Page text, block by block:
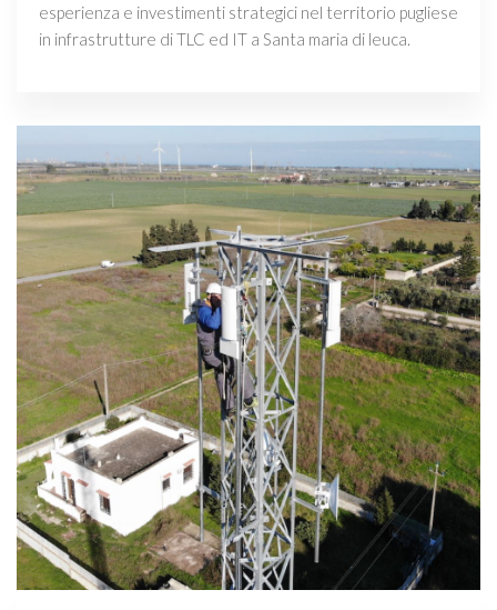
esperienza e investimenti strategici nel territorio pugliese
in infrastrutture di TLC ed IT a Santa maria di leuca.